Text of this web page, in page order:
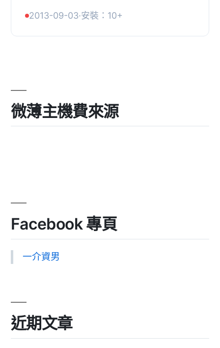
提供了增強管理功能。, 完全整合, ·
Kanpress 與...
2013-09-03·安裝：10+
微薄主機費來源
Facebook 專頁
一介資男
近期文章